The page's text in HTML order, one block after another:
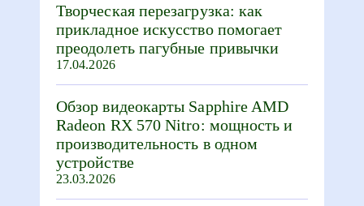
Творческая перезагрузка: как
прикладное искусство помогает
преодолеть пагубные привычки
17.04.2026
Обзор видеокарты Sapphire AMD
Radeon RX 570 Nitro: мощность и
производительность в одном
устройстве
23.03.2026